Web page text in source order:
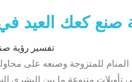
صنع كعك العيد في
للمتزوجة وصنعه على
متنوعة ما بين البشرى